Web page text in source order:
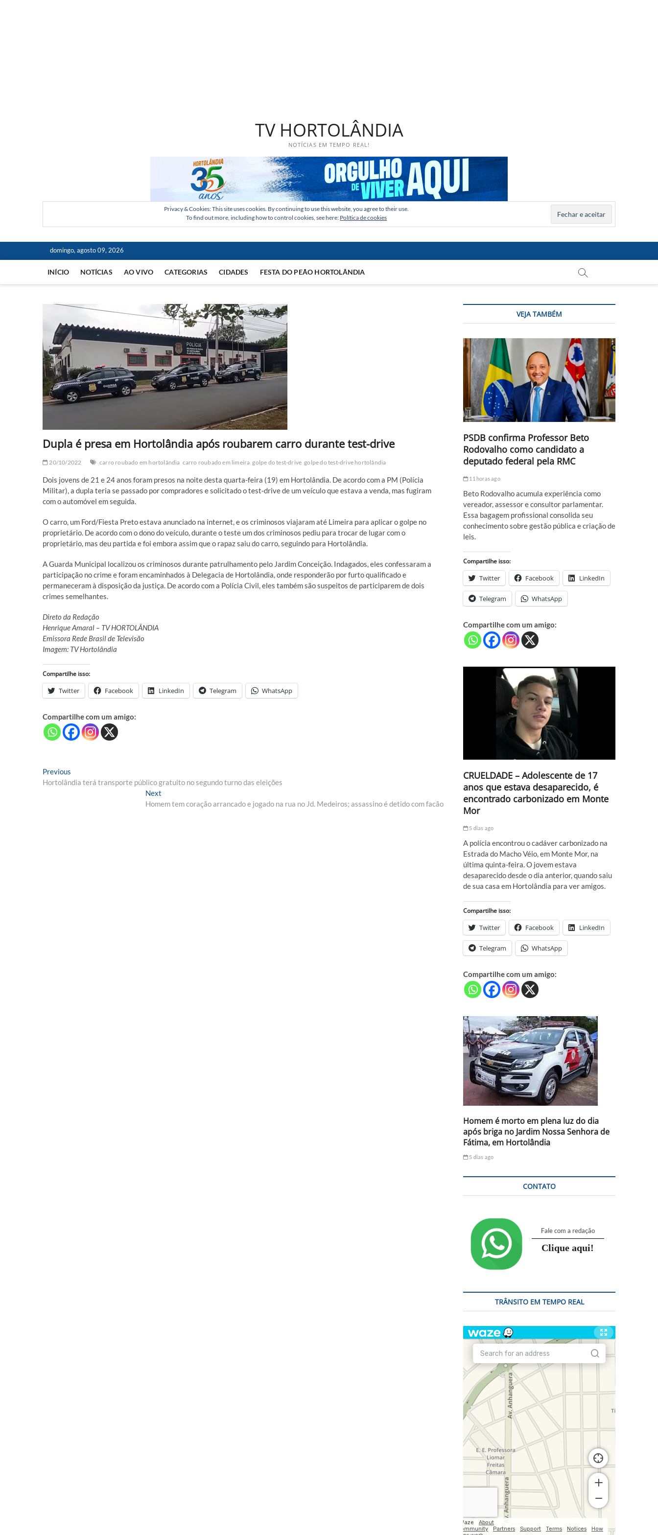
TV HORTOLÂNDIA
NOTÍCIAS EM TEMPO REAL!
Privacy & Cookies: This site uses cookies. By continuing to use this website, you agree to their use.
To find out more, including how to control cookies, see here: Política de cookies
domingo, agosto 09, 2026
INÍCIO NOTÍCIAS AO VIVO CATEGORIAS CIDADES FESTA DO PEÃO HORTOLÂNDIA
Dupla é presa em Hortolândia após roubarem carro durante test-drive
20/10/2022 carro roubado em hortolândia carro roubado em limeira golpe do test-drive golpe do test-drive hortolândia
Dois jovens de 21 e 24 anos foram presos na noite desta quarta-feira (19) em Hortolândia. De acordo com a PM (Polícia
Militar), a dupla teria se passado por compradores e solicitado o test-drive de um veículo que estava a venda, mas fugiram
com o automóvel em seguida.
O carro, um Ford/Fiesta Preto estava anunciado na internet, e os criminosos viajaram até Limeira para aplicar o golpe no
proprietário. De acordo com o dono do veículo, durante o teste um dos criminosos pediu para trocar de lugar com o
proprietário, mas deu partida e foi embora assim que o rapaz saiu do carro, seguindo para Hortolândia.
A Guarda Municipal localizou os criminosos durante patrulhamento pelo Jardim Conceição. Indagados, eles confessaram a
participação no crime e foram encaminhados à Delegacia de Hortolândia, onde responderão por furto qualificado e
permaneceram à disposição da justiça. De acordo com a Polícia Civil, eles também são suspeitos de participarem de dois
crimes semelhantes.
Direto da Redação
Henrique Amaral – TV HORTOLÂNDIA
Emissora Rede Brasil de Televisão
Imagem: TV Hortolândia
Compartilhe isso:
Twitter Facebook LinkedIn Telegram WhatsApp
Compartilhe com um amigo:
Navegação
de
Previous
post:
Hortolândia terá transporte público gratuito no segundo turno das eleições
Next
post:
Homem tem coração arrancado e jogado na rua no Jd. Medeiros; assassino é detido com facão
VEJA TAMBÉM
PSDB confirma Professor Beto
Rodovalho como candidato a
deputado federal pela RMC
11 horas ago
Beto Rodovalho acumula experiência como
vereador, assessor e consultor parlamentar.
Essa bagagem profissional consolida seu
conhecimento sobre gestão pública e criação de
leis.
Compartilhe isso:
Twitter Facebook LinkedIn
Telegram WhatsApp
Compartilhe com um amigo:
CRUELDADE – Adolescente de 17
anos que estava desaparecido, é
encontrado carbonizado em Monte
Mor
5 dias ago
A polícia encontrou o cadáver carbonizado na
Estrada do Macho Véio, em Monte Mor, na
última quinta-feira. O jovem estava
desaparecido desde o dia anterior, quando saiu
de sua casa em Hortolândia para ver amigos.
Compartilhe isso:
Twitter Facebook LinkedIn
Telegram WhatsApp
Compartilhe com um amigo:
Homem é morto em plena luz do dia
após briga no Jardim Nossa Senhora de
Fátima, em Hortolândia
5 dias ago
CONTATO
Fale com a redação
Clique aqui!
TRÂNSITO EM TEMPO REAL